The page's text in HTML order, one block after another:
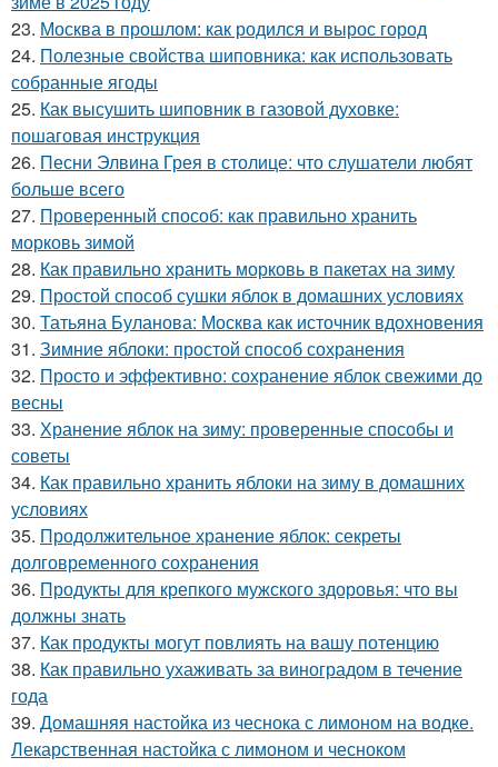
23. Москва в прошлом: как родился и вырос город
24. Полезные свойства шиповника: как использовать
собранные ягоды
25. Как высушить шиповник в газовой духовке:
пошаговая инструкция
26. Песни Элвина Грея в столице: что слушатели любят
больше всего
27. Проверенный способ: как правильно хранить
морковь зимой
28. Как правильно хранить морковь в пакетах на зиму
29. Простой способ сушки яблок в домашних условиях
30. Татьяна Буланова: Москва как источник вдохновения
31. Зимние яблоки: простой способ сохранения
32. Просто и эффективно: сохранение яблок свежими до
весны
33. Хранение яблок на зиму: проверенные способы и
советы
34. Как правильно хранить яблоки на зиму в домашних
условиях
35. Продолжительное хранение яблок: секреты
долговременного сохранения
36. Продукты для крепкого мужского здоровья: что вы
должны знать
37. Как продукты могут повлиять на вашу потенцию
38. Как правильно ухаживать за виноградом в течение
года
39. Домашняя настойка из чеснока с лимоном на водке.
Лекарственная настойка с лимоном и чесноком